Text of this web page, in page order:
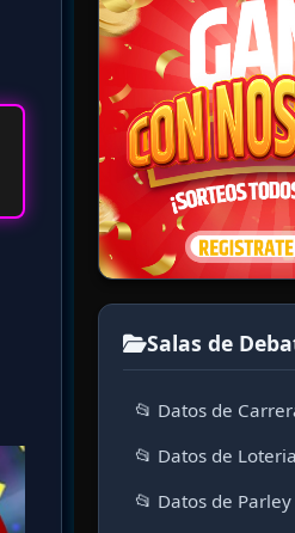
Salas de
📂 Datos de
📂 Datos de
📂 Datos de Parley